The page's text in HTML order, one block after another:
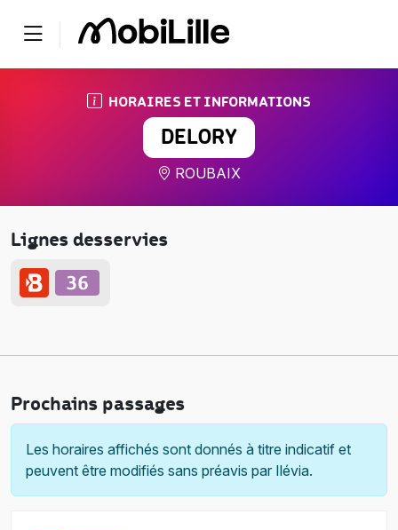
HORAIRES ET INFORMATIONS
DELORY
ROUBAIX
Lignes desservies
Prochains passages
Les horaires affichés sont donnés à titre indicatif et
peuvent être modifiés sans préavis par Ilévia.